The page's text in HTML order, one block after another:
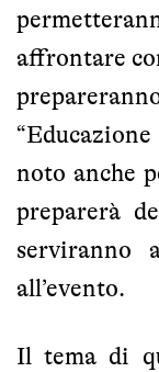
affrontare
noto anche
preparerà
serviranno
all’evento.
Il tema di